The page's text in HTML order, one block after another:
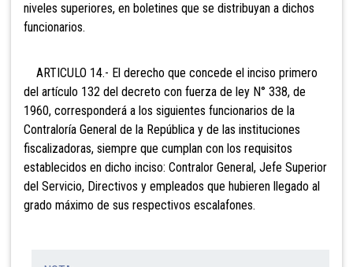
niveles superiores, en boletines que se distribuyan a dichos
funcionarios.
ARTICULO 14.- El derecho que concede el inciso primero
del artículo 132 del decreto con fuerza de ley N° 338, de
1960, corresponderá a los siguientes funcionarios de la
Contraloría General de la República y de las instituciones
fiscalizadoras, siempre que cumplan con los requisitos
establecidos en dicho inciso: Contralor General, Jefe Superior
del Servicio, Directivos y empleados que hubieren llegado al
grado máximo de sus respectivos escalafones.